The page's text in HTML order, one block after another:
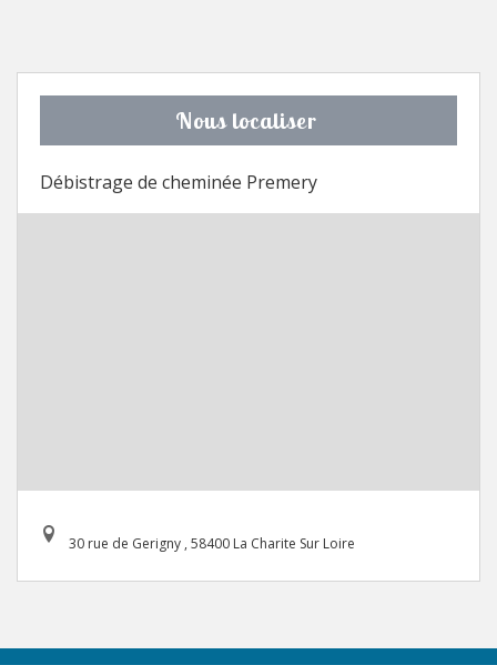
Nous localiser
Débistrage de cheminée Premery
30 rue de Gerigny , 58400 La Charite Sur Loire